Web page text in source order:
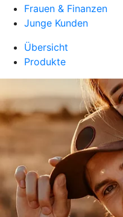
Frauen & Finanzen
Junge Kunden
Übersicht
Produkte